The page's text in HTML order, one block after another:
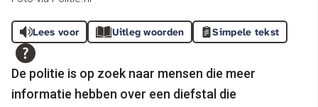
Lees voor Uitleg woorden Simpele tekst
De politie is op zoek naar mensen die meer
informatie hebben over een diefstal die